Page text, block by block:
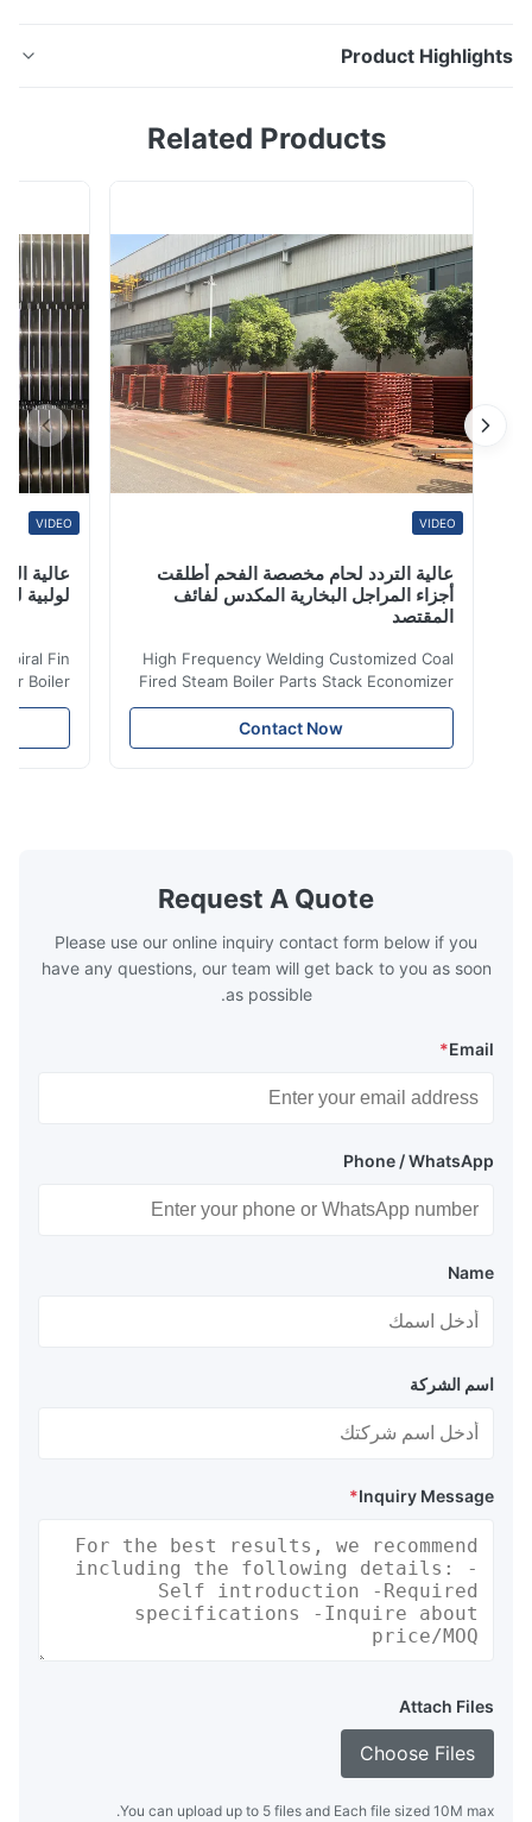
Product
ملف الشركة شركة Zhangjiagang Hua Dong Energy
للصدأ والكربون والسبائك والألواح الفولاذية المستخدمة
على نطاق واسع في مجال الغ...
Related Products
عالية التردد لحام مخصصة الفحم أطلقت
أجزاء المراجل البخارية المكدس لفائف
المقتصد
High Frequency Welding Customized Coal
Fired Steam Boiler Parts Stack Economizer
Coil Boiler economizer Boiler Economizer is
the energy improving device that helps to
reduce the cost of operation by saving the
boilers is generally in the temperature
range of 200°C – 250°C, so there
Contact Now
عالية
لولبية لنقل
Spiral Fin
Boiler
is the
saving the
Request A Quote
Please use our online inquiry contact form below if you
have any questions, our team will get back to you as soon
as possible.
Email
*
Phone / WhatsApp
Name
اسم الشركة
Inquiry Message
*
Attach Files
Choose Files
You can upload up to 5 files and Each file sized 10M max.